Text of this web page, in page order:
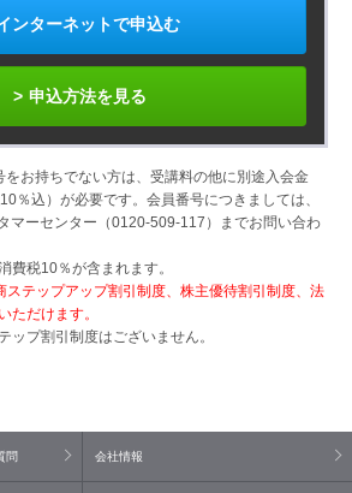
ンターネットで申込む
申込方法を見る
をお持ちでない方は、受講料の他に別途入会金
％込）が必要です。 会員番号につきましては、
マーセンター（0120-509-117）までお問い合わ
費税10％が含まれます。
ステップアップ割引制度、株主優待割引制度、法
ただけます。
ップ割引制度はございません。
問 会社情報